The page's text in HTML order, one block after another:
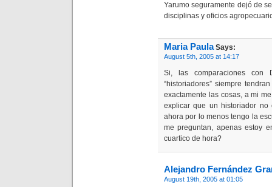
Yarumo seguramente dejó de
disciplinas y oficios
Maria PaulaSays:
August 5th, 2005 at 14:17
Si, las comparaciones con
“historiadores” siempre
exactamente las cosas, a mi
explicar que un historiador
ahora por lo menos tengo la
me preguntan, apenas estoy
cuartico de hora?
Alejandro Fernández
August 19th, 2005 at 01:05